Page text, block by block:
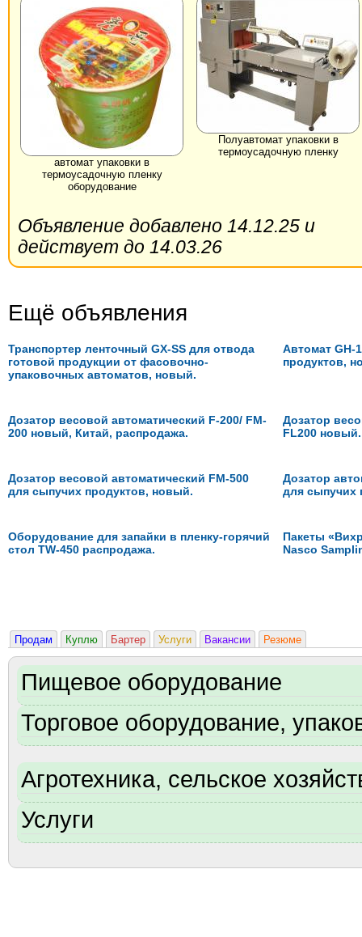
автомат упаковки в
термоусадочную пленку
оборудование
Полуавтомат упаковки в
термоусадочную пленку
Объявление добавлено 14.12.25 и
действует до 14.03.26
Ещё объявления
Транспортер ленточный GX-SS для отвода
готовой продукции от фасовочно-
упаковочных автоматов, новый.
Автомат GH-
продуктов,
Дозатор весовой автоматический F-200/ FM-
200 новый, Китай, распродажа.
Дозатор
FL200 новый.
Дозатор весовой автоматический FM-500
для сыпучих продуктов, новый.
Дозатор
для сыпучих
Оборудование для запайки в пленку-горячий
стол TW-450 распродажа.
Пакеты
Nasco
Продам Куплю Бартер Услуги Вакансии Резюме
Пищевое оборудование
Торговое оборудование,
Агротехника, сельское
Услуги